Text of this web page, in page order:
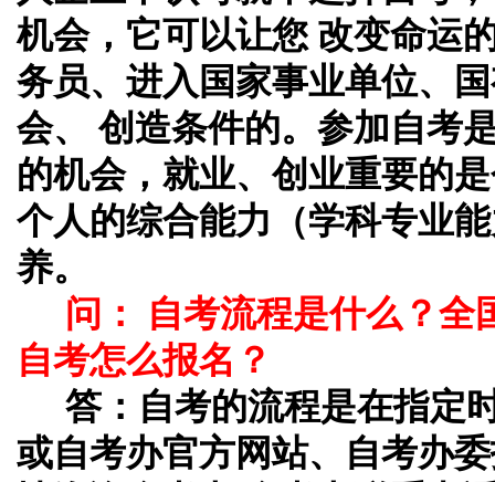
机会，它可以让您 改变命运
务员、进入国家事业单位、
会、 创造条件的。参加自考
的机会，就业、创业重要的
个人的综合能力（学科专业
养。
问： 自考流程是什么？全
自考怎么报名？
答： 自考的流程是在指定
或自考办官方网站、自考办